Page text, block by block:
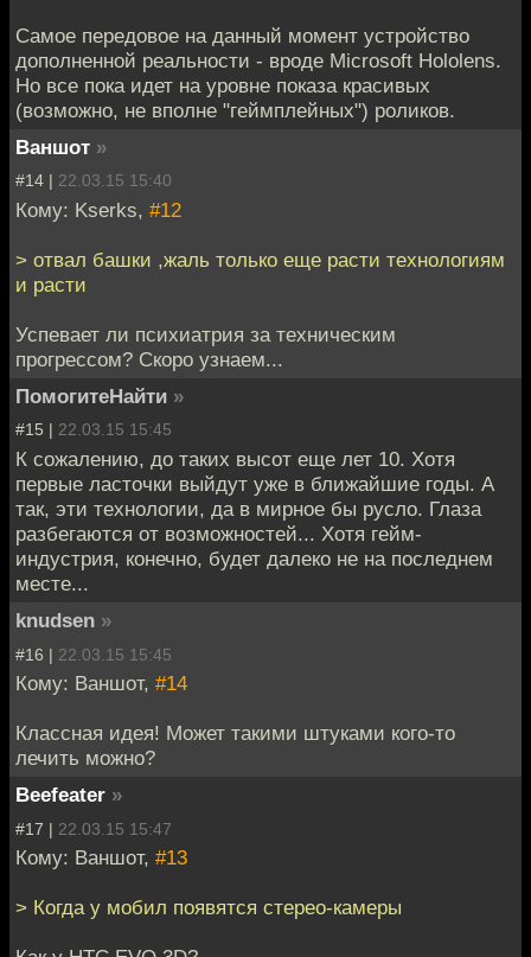
Самое передовое на данный момент устройство
дополненной реальности - вроде Microsoft Hololens.
Но все пока идет на уровне показа красивых
(возможно, не вполне "геймплейных") роликов.
Ваншот »
#14 | 22.03.15 15:40
Кому: Kserks, #12
> отвал башки ,жаль только еще расти технологиям
и расти
Успевает ли психиатрия за техническим
прогрессом? Скоро узнаем...
ПомогитеНайти »
#15 | 22.03.15 15:45
К сожалению, до таких высот еще лет 10. Хотя
первые ласточки выйдут уже в ближайшие годы. А
так, эти технологии, да в мирное бы русло. Глаза
разбегаются от возможностей... Хотя гейм-
индустрия, конечно, будет далеко не на последнем
месте...
knudsen »
#16 | 22.03.15 15:45
Кому: Ваншот, #14
Классная идея! Может такими штуками кого-то
лечить можно?
Beefeater »
#17 | 22.03.15 15:47
Кому: Ваншот, #13
> Когда у мобил появятся стерео-камеры